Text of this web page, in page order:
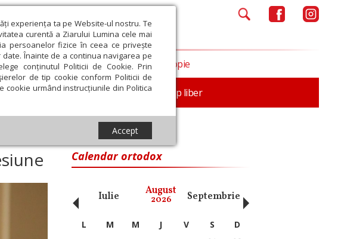
experiența ta pe Website-ul nostru. Te
curentă a Ziarului Lumina cele mai
persoanelor fizice în ceea ce privește
Înainte de a continua navigarea pe
conținutul Politicii de Cookie. Prin
de tip cookie conform Politicii de
cookie urmând instrucțiunile din Politica
Accept
Societate
Religie și știință Familie Timp liber
Opinii Filantropie
Calendar ortodox
Iulie August
2026 Septembrie Octombrie
‹ L M M J V S
D